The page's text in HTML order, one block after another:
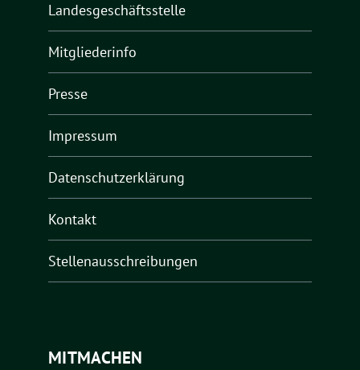
Landesgeschäftsstelle
Mitgliederinfo
Presse
Impressum
Datenschutzerklärung
Kontakt
Stellenausschreibungen
MITMACHEN